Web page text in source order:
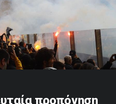
προπόνηση